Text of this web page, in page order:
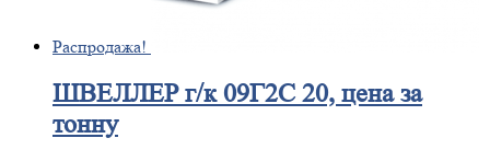
Распродажа!
ШВЕЛЛЕРг/к 09Г2С 20, цена за
тонну